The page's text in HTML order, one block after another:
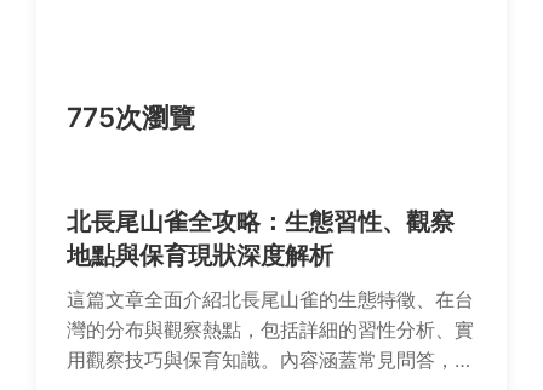
775次瀏覽
北長尾山雀全攻略：生態習性、觀察
地點與保育現狀深度解析
這篇文章全面介紹北長尾山雀的生態特徵、在台
灣的分布與觀察熱點，包括詳細的習性分析、實
用觀察技巧與保育知識。內容涵蓋常見問答，幫